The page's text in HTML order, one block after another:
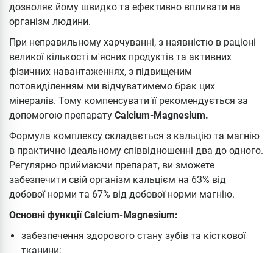
дозволяє йому швидко та ефективно впливати на
організм людини.
При неправильному харчуванні, з наявністю в раціоні
великої кількості м'ясних продуктів та активних
фізичних навантаженнях, з підвищеним
потовиділенням ми відчуватимемо брак цих
мінералів. Тому компенсувати її рекомендується за
допомогою препарату Calcium-Magnesium.
Формула комплексу складається з кальцію та магнію
в практично ідеальному співвідношенні два до одного.
Регулярно приймаючи препарат, ви зможете
забезпечити свій організм кальцієм на 63% від
добової норми та 67% від добової норми магнію.
Основні функції Calcium-Magnesium:
забезпечення здорового стану зубів та кісткової
тканини;